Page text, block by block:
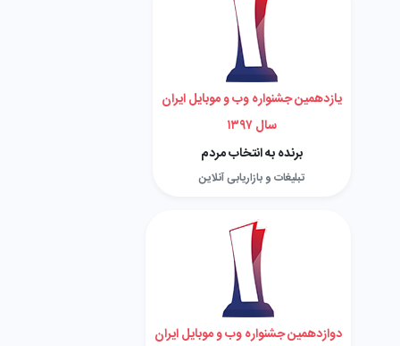
یازدهمین جشنواره وب و موبایل ایران
سال ۱۳۹۷
برنده به انتخاب مردم
تبلیغات و بازاریابی آنلاین
دوازدهمین جشنواره وب و موبایل ایران